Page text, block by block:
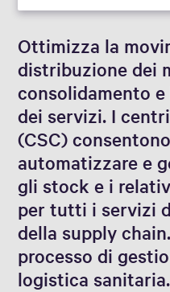
Ottimizza la
distribuzione dei
consolidamento
dei servizi. I
(CSC)
automatizzare e
gli stock e i
per tutti i servizi
della supply
processo di
logistica sanitaria.